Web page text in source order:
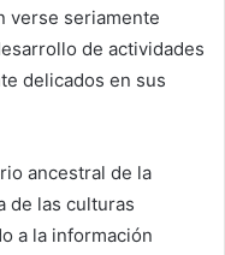
verse seriamente
de actividades
delicados en sus
ancestral de la
de las culturas
a la información